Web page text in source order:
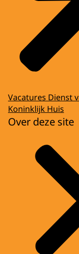
Vacatures Dienst
Koninklijk Huis
Over deze site